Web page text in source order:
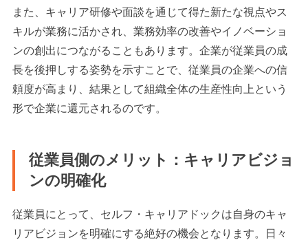
また、キャリア研修や面談を通じて得た新たな視点やス
キルが業務に活かされ、業務効率の改善やイノベーショ
ンの創出につながることもあります。企業が従業員の成
長を後押しする姿勢を示すことで、従業員の企業への信
頼度が高まり、結果として組織全体の生産性向上という
形で企業に還元されるのです。
従業員側のメリット：キャリアビジョ
ンの明確化
従業員にとって、セルフ・キャリアドックは自身のキャ
リアビジョンを明確にする絶好の機会となります。日々